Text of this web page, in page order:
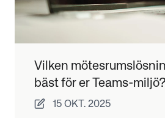
Vilken
bäst för er Teams-miljö?
15 OKT. 2025